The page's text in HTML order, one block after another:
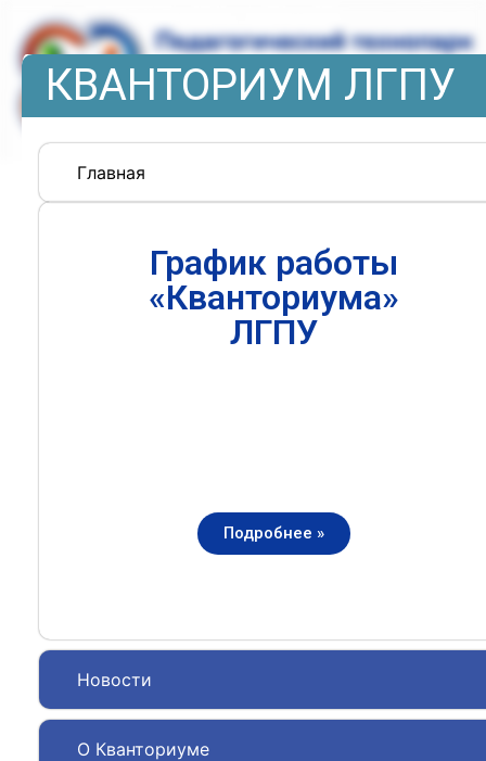
КВАНТОРИУМ ЛГПУ
Главная
Новости
О Кванториуме
График работы
«Кванториума»
ЛГПУ
Подробнее »